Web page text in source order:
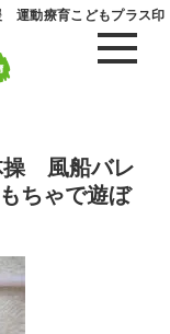
運動療育こどもプラス印
操 風船バレ
ちゃで遊ぼ